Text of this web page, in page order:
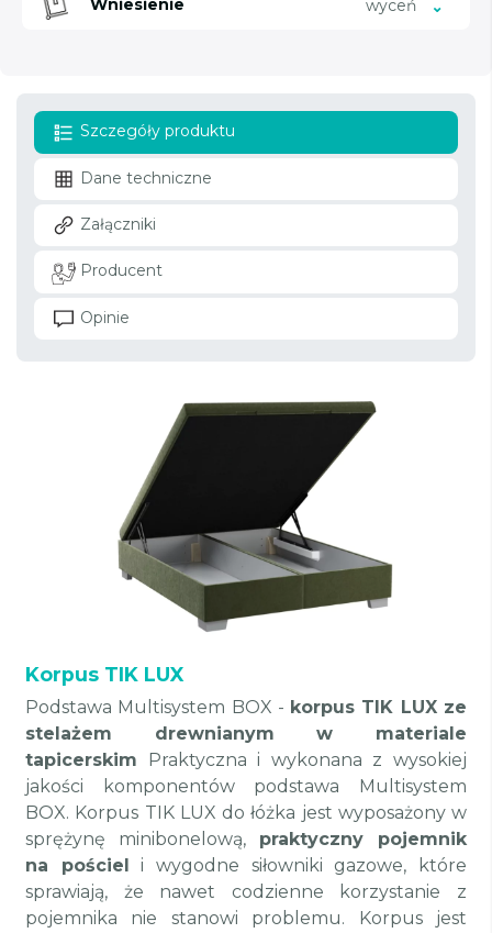
Wniesienie wyceń
Szczegóły produktu
Dane techniczne
Załączniki
Producent
Opinie
Korpus TIK LUX
Podstawa Multisystem BOX - korpus TIK LUX ze
stelażem drewnianym w materiale
tapicerskim Praktyczna i wykonana z wysokiej
jakości komponentów podstawa Multisystem
BOX. Korpus TIK LUX do łóżka jest wyposażony w
sprężynę minibonelową, praktyczny pojemnik
na pościel
i wygodne siłowniki gazowe, które
sprawiają, że nawet codzienne korzystanie z
pojemnika nie stanowi problemu. Korpus jest